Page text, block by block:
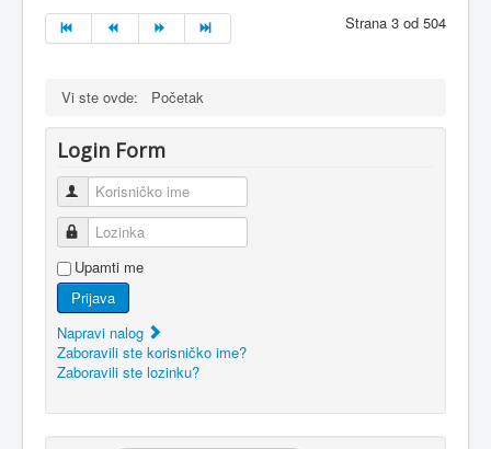
Strana 3 od 504
Vi ste ovde: Početak
Login Form
Korisničko ime
Lozinka
Upamti me
Prijava
Napravi nalog
Zaboravili ste korisničko ime?
Zaboravili ste lozinku?